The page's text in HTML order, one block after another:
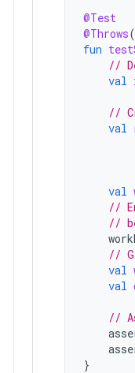
@Test
@Throws(
fun
//
val
//
val
val
//
//
//
val
val
//
}